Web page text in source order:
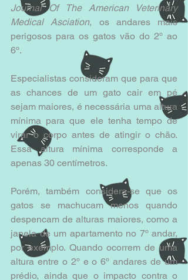
Journal Of The American Veterinary
Medical Asciation, os andares mais
perigosos para os gatos vão do 2º ao
6º.
Especialistas consideram que para que
as chances de um gato cair em pé
sejam maiores, é necessária uma altura
mínima para que ele tenha tempo de
virar o corpo antes de atingir o chão.
Essa altura mínima corresponde a
apenas 30 centímetros.
Porém, também considera-se que os
gatos se machucam menos quando
despencam de alturas maiores, como a
janela de um apartamento no 7º andar,
por exemplo. Quando ocorrem de uma
altura entre o 2º e o 6º andares de um
prédio, ainda que o impacto contra o